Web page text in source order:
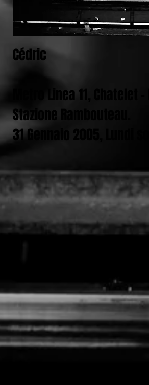
Cédric
Metro Linea 11, Chatelet -
Stazione Rambouteau.
31 Gennaio 2005, Lundi